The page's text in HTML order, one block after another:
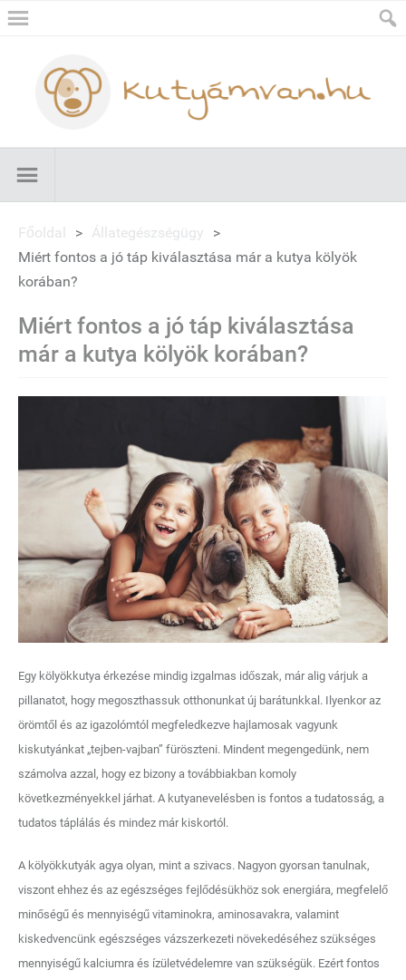
Főoldal > Állategészségügy
>
Miért fontos a jó táp kiválasztása már a kutya kölyök
korában?
Miért fontos a jó táp kiválasztása
már a kutya kölyök korában?
Egy kölyökkutya érkezése mindig izgalmas időszak, már alig várjuk a
pillanatot, hogy megoszthassuk otthonunkat új barátunkkal. Ilyenkor az
örömtől és az igazolómtól megfeledkezve hajlamosak vagyunk
kiskutyánkat „tejben-vajban” füröszteni. Mindent megengedünk, nem
számolva azzal, hogy ez bizony a továbbiakban komoly
következményekkel járhat. A kutyanevelésben is fontos a tudatosság, a
tudatos táplálás és mindez már kiskortól.
A kölyökkutyák agya olyan, mint a szivacs. Nagyon gyorsan tanulnak,
viszont ehhez és az egészséges fejlődésükhöz sok energiára, megfelelő
minőségű és mennyiségű vitaminokra, aminosavakra, valamint
kiskedvencünk egészséges vázszerkezeti növekedéséhez szükséges
mennyiségű kalciumra és ízületvédelemre van szükségük. Ezért fontos